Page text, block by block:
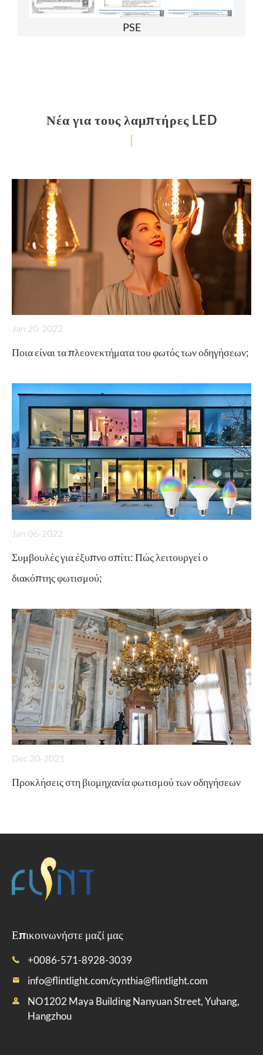
PSE
Νέα για τους λαμπτήρες LED
Jan 20-2022
Ποια είναι τα πλεονεκτήματα του φωτός των οδηγήσεων;
Jan 06-2022
Συμβουλές για έξυπνο σπίτι: Πώς λειτουργεί ο
διακόπτης φωτισμού;
Dec 20-2021
Προκλήσεις στη βιομηχανία φωτισμού των οδηγήσεων
Επικοινωνήστε μαζί μας
 +0086-571-8928-3039
 info@flintlight.com/cynthia@flintlight.com

NO1202 Maya Building Nanyuan Street, Yuhang,
Hangzhou